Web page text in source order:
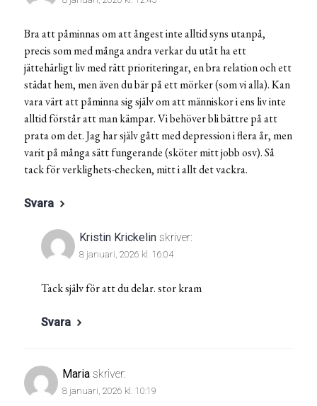
Bra att påminnas om att ångest inte alltid syns utanpå,
precis som med många andra verkar du utåt ha ett
jättehärligt liv med rätt prioriteringar, en bra relation och ett
städat hem, men även du bär på ett mörker (som vi alla). Kan
vara värt att påminna sig själv om att människor i ens liv inte
alltid förstår att man kämpar. Vi behöver bli bättre på att
prata om det. Jag har själv gått med depression i flera år, men
varit på många sätt fungerande (sköter mitt jobb osv). Så
tack för verklighets-checken, mitt i allt det vackra.
Svara
Kristin Krickelin skriver:
8 januari, 2026 kl. 16:04
Tack själv för att du delar. stor kram
Svara
Maria skriver:
8 januari, 2026 kl. 10:19